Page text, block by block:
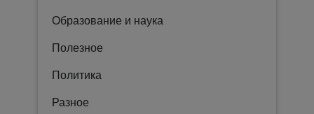
Образование и наука
Полезное
Политика
Разное